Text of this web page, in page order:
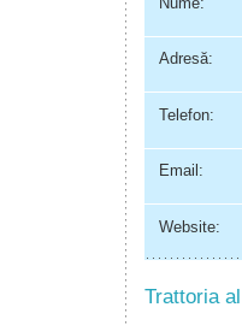
Adresă:
Telefon:
Email:
Website:
Trattoria